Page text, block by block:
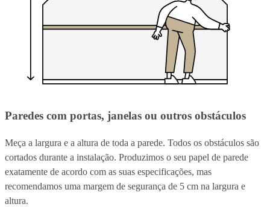
Paredes com portas, janelas ou outros obstáculos
Meça a largura e a altura de toda a parede. Todos os obstáculos são
cortados durante a instalação. Produzimos o seu papel de parede
exatamente de acordo com as suas especificações, mas
recomendamos uma margem de segurança de 5 cm na largura e
altura.